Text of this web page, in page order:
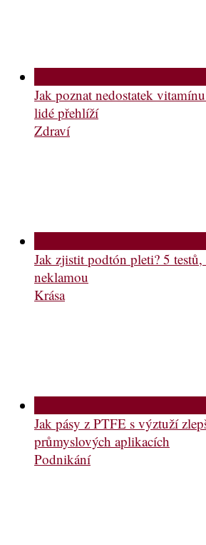
Jak poznat nedostatek
lidé přehlíží
Zdraví
Jak zjistit podtón pleti? 5
neklamou
Krása
Jak pásy z PTFE s výztuží
průmyslových aplikacích
Podnikání